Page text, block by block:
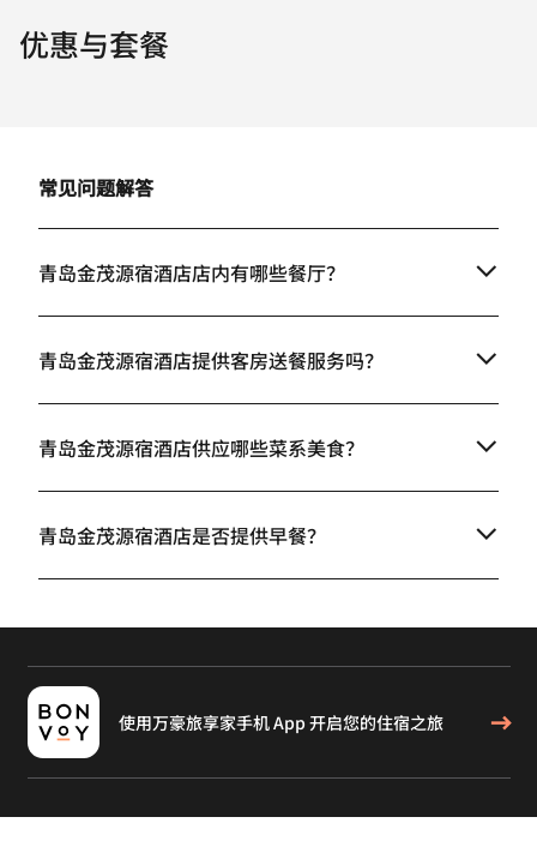
优惠与套餐
常见问题解答
青岛金茂源宿酒店店内有哪些餐厅？
青岛金茂源宿酒店提供客房送餐服务吗？
青岛金茂源宿酒店供应哪些菜系美食？
青岛金茂源宿酒店是否提供早餐？
使用万豪旅享家手机 App 开启您的住宿之旅